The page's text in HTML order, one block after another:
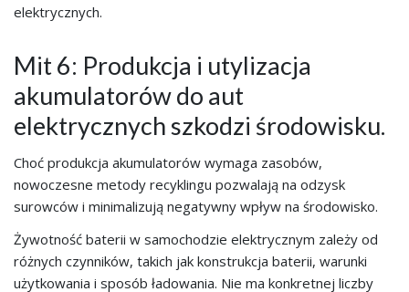
elektrycznych.
Mit 6: Produkcja i utylizacja
akumulatorów do aut
elektrycznych szkodzi środowisku.
Choć produkcja akumulatorów wymaga zasobów,
nowoczesne metody recyklingu pozwalają na odzysk
surowców i minimalizują negatywny wpływ na środowisko.
Żywotność baterii w samochodzie elektrycznym zależy od
różnych czynników, takich jak konstrukcja baterii, warunki
użytkowania i sposób ładowania. Nie ma konkretnej liczby